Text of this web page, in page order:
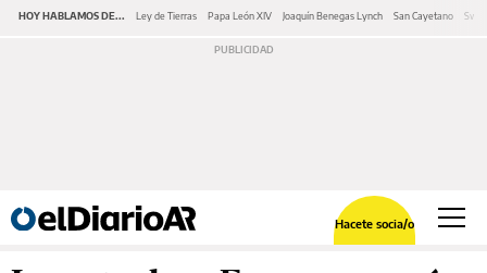
HOY HABLAMOS DE... Ley de Tierras Papa León XIV Joaquín Benegas Lynch San Cayetano
Hacete socia/o